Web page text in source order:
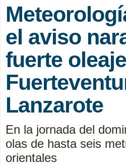
el aviso
fuerte
Lanzarote
En la jornada del
olas de hasta seis
orientales